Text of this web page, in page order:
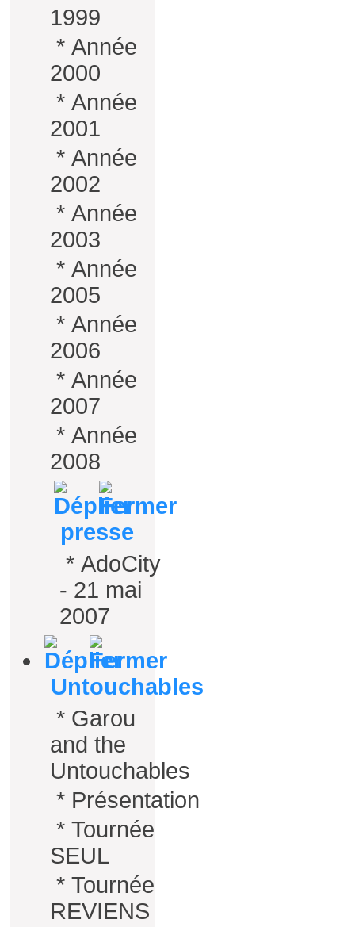
1999
* Année
2000
* Année
2001
* Année
2002
* Année
2003
* Année
2005
* Année
2006
* Année
2007
* Année
2008
presse
* AdoCity
- 21 mai
2007
Untouchables
* Garou
and the
Untouchables
* Présentation
* Tournée
SEUL
* Tournée
REVIENS